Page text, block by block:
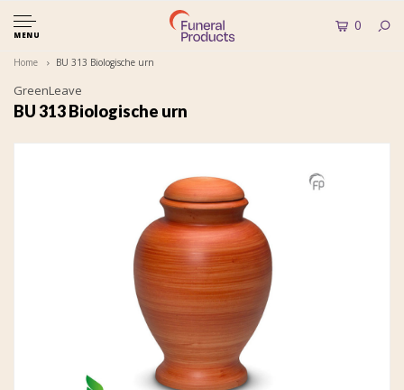
MENU
0
Home BU 313 Biologische urn
GreenLeave
BU 313 Biologische urn